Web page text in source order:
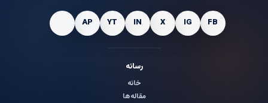
رسانه
خانه
مقاله‌ها